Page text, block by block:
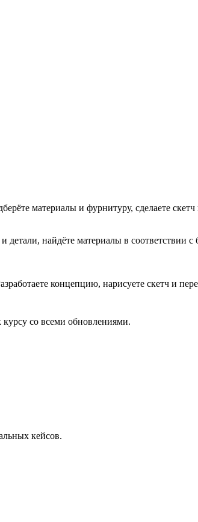
материалы и фурнитуру, сделаете
найдёте материалы в соответствии
концепцию, нарисуете скетч и
со всеми обновлениями.
кейсов.